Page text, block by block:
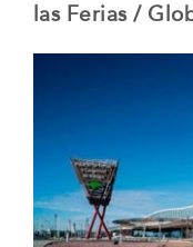
las Ferias /